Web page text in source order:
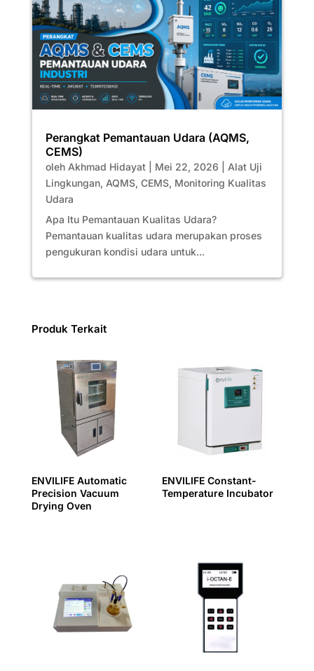
Perangkat Pemantauan Udara (AQMS,
CEMS)
oleh Akhmad Hidayat| Mei 22, 2026
Alat Uji
Lingkungan, AQMS, CEMS, Monitoring Kualitas
Udara
Apa Itu Pemantauan Kualitas Udara?
Pemantauan kualitas udara merupakan proses
pengukuran kondisi udara untuk...
Produk Terkait
ENVILIFE Automatic
Precision Vacuum
Drying Oven
ENVILIFE Constant-
Temperature Incubator